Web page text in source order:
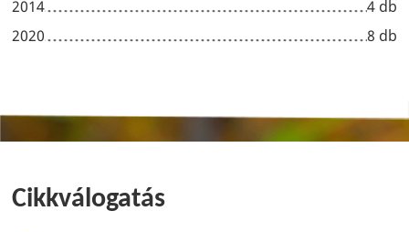
2014
4 db
2020
8 db
Cikkválogatás